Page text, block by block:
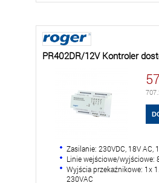
PR402DR/12V Kontroler
Zasilanie: 230VDC, 18V AC,
Linie wejściowe/wyjściowe:
Wyjścia przekaźnikowe: 1x
230VAC